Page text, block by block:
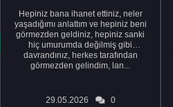
Hepiniz bana ihanet ettiniz, neler
yaşadığımı anlattım ve hepiniz beni
görmezden geldiniz, hepiniz sanki
hiç umurumda değilmiş gibi
davrandınız, herkes tarafından
görmezden gelindim, lan...
29.05.2026 0